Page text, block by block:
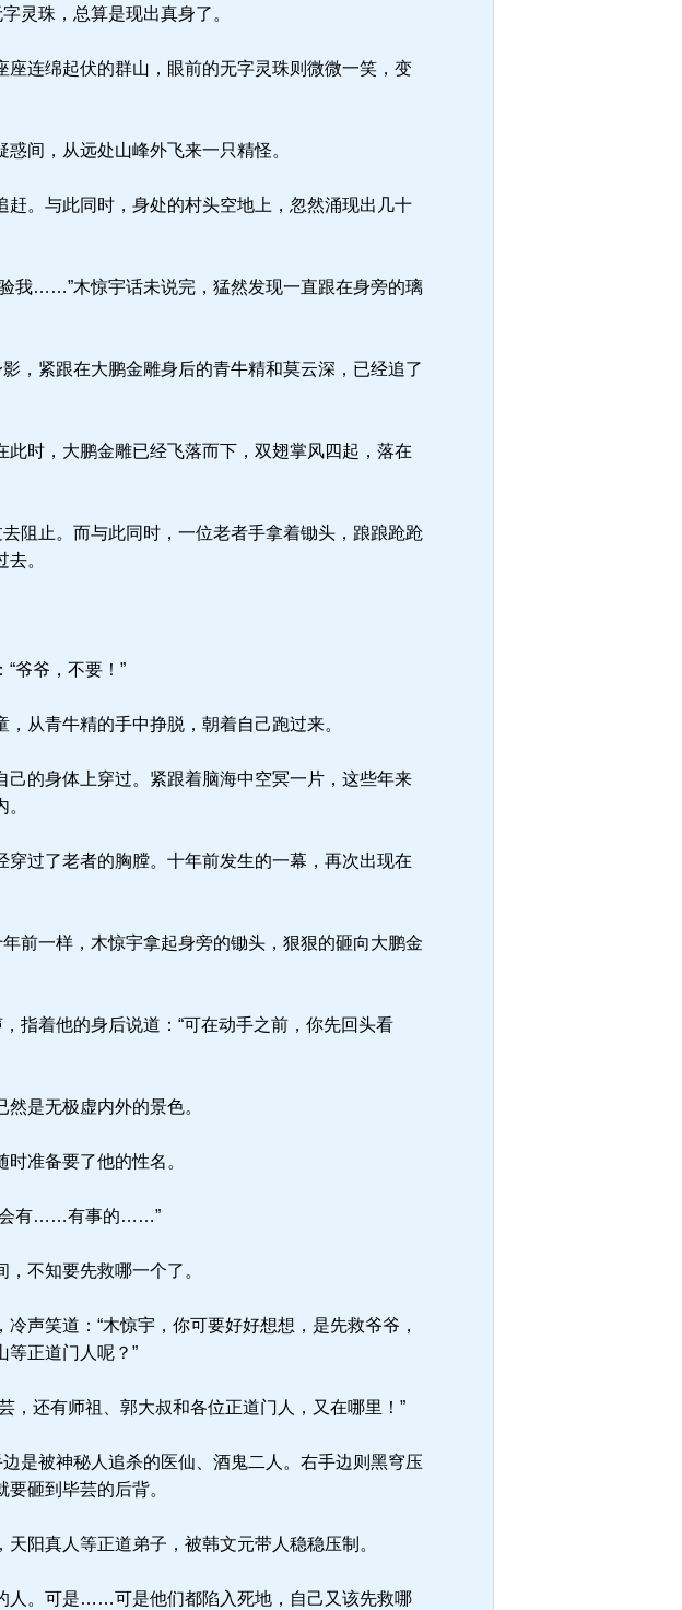
灵珠，总算是现出真身了。
连绵起伏的群山，眼前的无字灵珠则微微一笑，变
间，从远处山峰外飞来一只精怪。
。与此同时，身处的村头空地上，忽然涌现出几十
我……”木惊宇话未说完，猛然发现一直跟在身旁的璃
，紧跟在大鹏金雕身后的青牛精和莫云深，已经追了
时，大鹏金雕已经飞落而下，双翅掌风四起，落在
阻止。而与此同时，一位老者手拿着锄头，踉踉跄跄
。
爷爷，不要！”
从青牛精的手中挣脱，朝着自己跑过来。
的身体上穿过。紧跟着脑海中空冥一片，这些年来
过了老者的胸膛。十年前发生的一幕，再次出现在
前一样，木惊宇拿起身旁的锄头，狠狠的砸向大鹏金
指着他的身后说道：“可在动手之前，你先回头看
是无极虚内外的景色。
准备要了他的性名。
会有……有事的……”
不知要先救哪一个了。
声笑道：“木惊宇，你可要好好想想，是先救爷爷，
正道门人呢？”
还有师祖、郭大叔和各位正道门人，又在哪里！”
是被神秘人追杀的医仙、酒鬼二人。右手边则黑穹压
砸到毕芸的后背。
阳真人等正道弟子，被韩文元带人稳稳压制。
人。可是……可是他们都陷入死地，自己又该先救哪